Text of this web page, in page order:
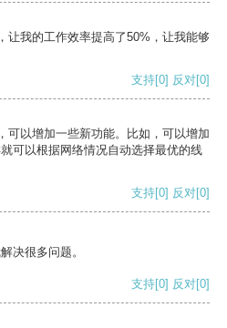
让我的工作效率提高了50%，让我能够
支持[0] 反对[0]
可以增加一些新功能。比如，可以增加
可以根据网络情况自动选择最优的线
支持[0] 反对[0]
决很多问题。
支持[0] 反对[0]